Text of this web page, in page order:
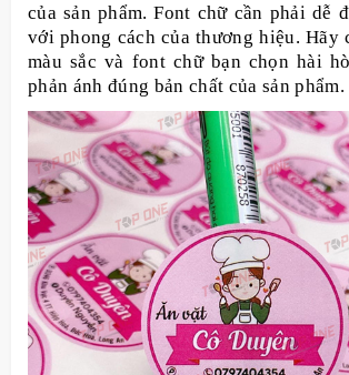
của sản phẩm. Font chữ cần phải dễ
với phong cách của thương hiệu. Hãy
màu sắc và font chữ bạn chọn hài
phản ánh đúng bản chất của sản phẩm.